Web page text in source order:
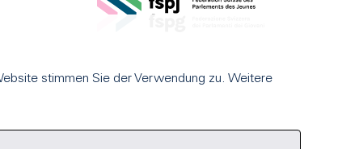
stimmen Sie der Verwendung zu. Weitere